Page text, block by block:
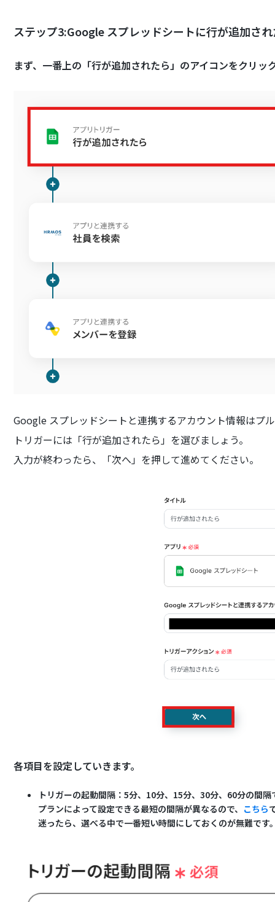
ステップ3:Google スプレッドシートに行が追加さ
まず、一番上の「行が追加されたら」のアイコンをクリッ
Google スプレッドシートと連携するアカウント情報はプ
トリガーには「行が追加されたら」を選びましょう。
入力が終わったら、「次へ」を押して進めてください。
各項目を設定していきます。
トリガーの起動間隔：5分、10分、15分、30分、60分の間
プランによって設定できる最短の間隔が異なるので、 こちら
迷ったら、選べる中で一番短い時間にしておくのが無難です